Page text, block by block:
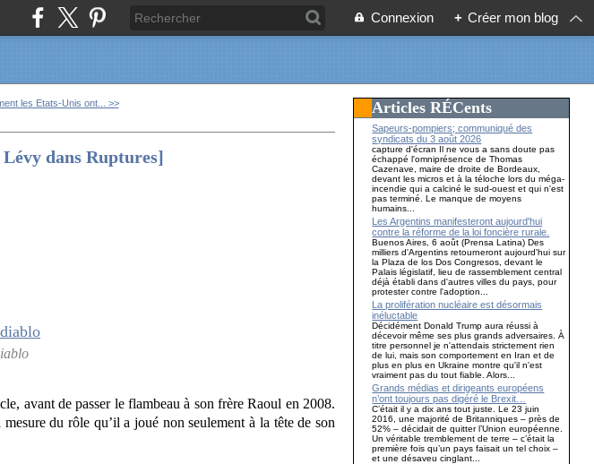
Connexion + Créer mon blog
les Etats-Unis ont... >>
dans Ruptures]
avant de passer le flambeau à son frère Raoul en 2008.
du rôle qu’il a joué non seulement à la tête de son
Articles RÉCents
Sapeurs-pompiers; communiqué des
syndicats du 3 août 2026
capture d'écran Il ne vous a sans doute pas
échappé l'omniprésence de Thomas
Cazenave, maire de droite de Bordeaux,
devant les micros et à la téloche lors du méga-
incendie qui a calciné le sud-ouest et qui n'est
pas terminé. Le manque de moyens
humains...
Les Argentins manifesteront aujourd'hui
contre la réforme de la loi foncière rurale.
Buenos Aires, 6 août (Prensa Latina) Des
milliers d'Argentins retourneront aujourd'hui sur
la Plaza de los Dos Congresos, devant le
Palais législatif, lieu de rassemblement central
déjà établi dans d'autres villes du pays, pour
protester contre l'adoption...
La prolifération nucléaire est désormais
inéluctable
Décidément Donald Trump aura réussi à
décevoir même ses plus grands adversaires. À
titre personnel je n'attendais strictement rien
de lui, mais son comportement en Iran et de
plus en plus en Ukraine montre qu'il n'est
vraiment pas du tout fiable. Alors...
Grands médias et dirigeants européens
n’ont toujours pas digéré le Brexit…
C’était il y a dix ans tout juste. Le 23 juin
2016, une majorité de Britanniques – près de
52% – décidait de quitter l’Union européenne.
Un véritable tremblement de terre – c’était la
première fois qu’un pays faisait un tel choix –
et une désaveu cinglant...